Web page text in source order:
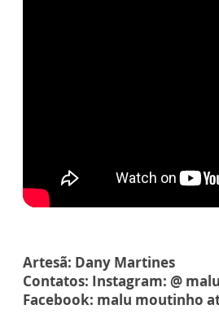
Artesã: Dany Martines
Contatos: Instagram: @
Facebook: malu moutinho